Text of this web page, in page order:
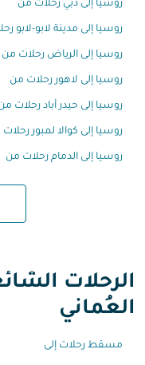
روسيا إلى دبي رحلات من
روسيا إلى مدينة لابو-لابو
روسيا إلى الرياض رحلات من
روسيا إلى لاهور رحلات من
روسيا إلى حيدر أباد رحلات
روسيا إلى كوالا لمبور
روسيا إلى الدمام رحلات من
الرحلات
العُماني
مسقط رحلات إلى